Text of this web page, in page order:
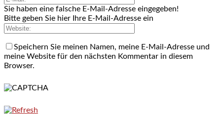
Sie haben eine falsche E-Mail-Adresse eingegeben!
Bitte geben Sie hier Ihre E-Mail-Adresse ein
Speichern Sie meinen Namen, meine E-Mail-Adresse und
meine Website für den nächsten Kommentar in diesem
Browser.